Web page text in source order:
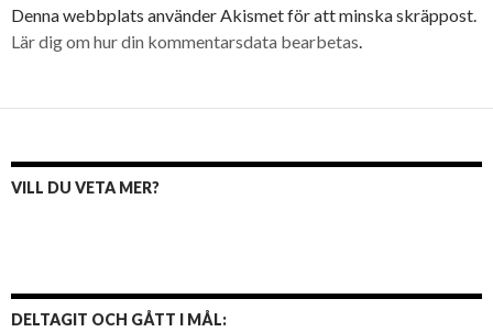
Denna webbplats använder Akismet för att minska skräppost.
Lär dig om hur din kommentarsdata bearbetas.
VILL DU VETA MER?
DELTAGIT OCH GÅTT I MÅL: